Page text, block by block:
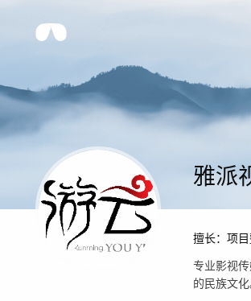
雅派
擅长： 项
专业影视
的民族文化